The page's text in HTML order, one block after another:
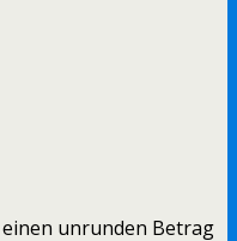
unrunden Betrag